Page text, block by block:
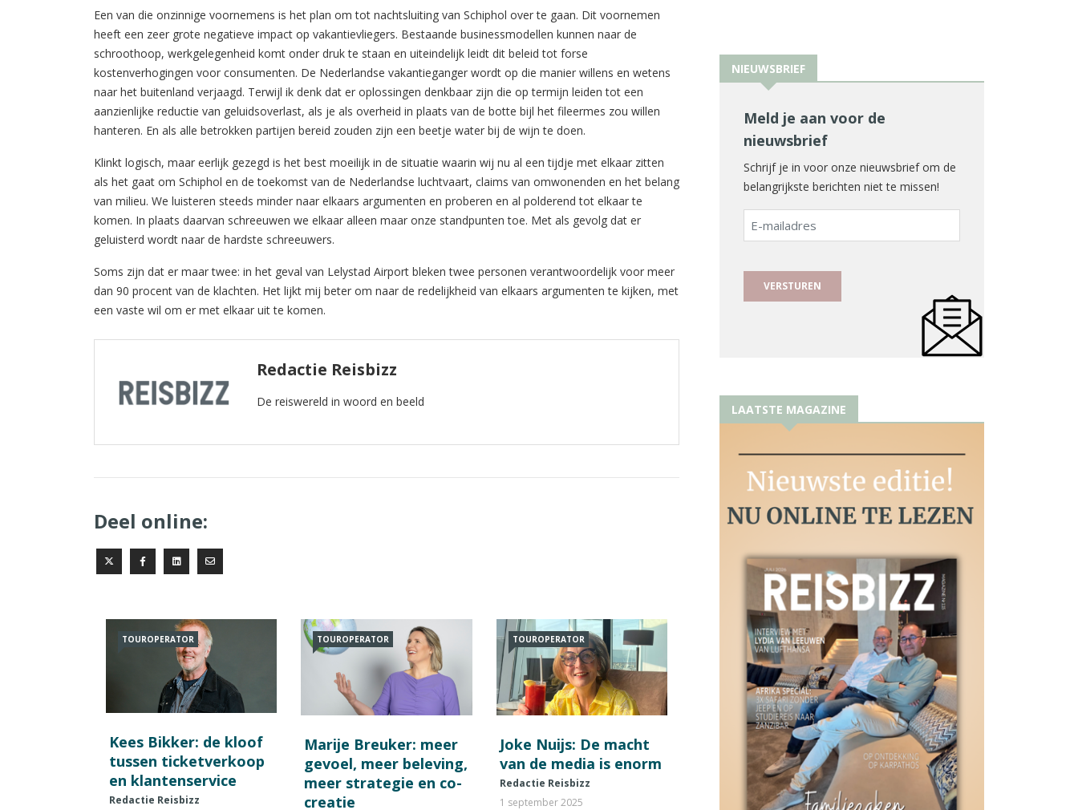
Een van die onzinnige voornemens is het plan om tot nachtsluiting van Schiphol over te gaan. Dit voornemen
heeft een zeer grote negatieve impact op vakantievliegers. Bestaande businessmodellen kunnen naar de
schroothoop, werkgelegenheid komt onder druk te staan en uiteindelijk leidt dit beleid tot forse
kostenverhogingen voor consumenten. De Nederlandse vakantieganger wordt op die manier willens en wetens
naar het buitenland verjaagd. Terwijl ik denk dat er oplossingen denkbaar zijn die op termijn leiden tot een
aanzienlijke reductie van geluidsoverlast, als je als overheid in plaats van de botte bijl het fileermes zou willen
hanteren. En als alle betrokken partijen bereid zouden zijn een beetje water bij de wijn te doen.
Klinkt logisch, maar eerlijk gezegd is het best moeilijk in de situatie waarin wij nu al een tijdje met elkaar zitten
als het gaat om Schiphol en de toekomst van de Nederlandse luchtvaart, claims van omwonenden en het belang
van milieu. We luisteren steeds minder naar elkaars argumenten en proberen en al polderend tot elkaar te
komen. In plaats daarvan schreeuwen we elkaar alleen maar onze standpunten toe. Met als gevolg dat er
geluisterd wordt naar de hardste schreeuwers.
Soms zijn dat er maar twee: in het geval van Lelystad Airport bleken twee personen verantwoordelijk voor meer
dan 90 procent van de klachten. Het lijkt mij beter om naar de redelijkheid van elkaars argumenten te kijken, met
een vaste wil om er met elkaar uit te komen.
Redactie Reisbizz
De reiswereld in woord en beeld
Deel online:
TOUROPERATOR
Kees Bikker: de kloof
tussen ticketverkoop
en klantenservice
Redactie Reisbizz
TOUROPERATOR
Marije Breuker: meer
gevoel, meer beleving,
meer strategie en co-
creatie
TOUROPERATOR
Joke Nuijs: De macht
van de media is enorm
Redactie Reisbizz
1 september 2025
NIEUWSBRIEF
Meld je aan voor de
nieuwsbrief
Schrijf je in voor onze nieuwsbrief om de
belangrijkste berichten niet te missen!
E-
mailadres
LAATSTE MAGAZINE